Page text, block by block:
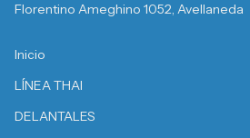
Florentino Ameghino 1052, Avellaneda
Inicio
LÍNEA THAI
DELANTALES